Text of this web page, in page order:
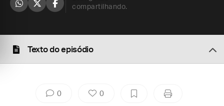
compartilhando.
Texto do episódio
0 0